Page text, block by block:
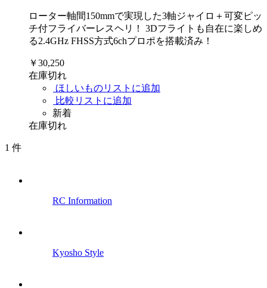
ローター軸間150mmで実現した3軸ジャイロ＋可変ピッ
チ付フライバーレスヘリ！ 3Dフライトも自在に楽しめ
る2.4GHz FHSS方式6chプロポを搭載済み！
￥30,250
在庫切れ
ほしいものリストに追加
比較リストに追加
新着
在庫切れ
1 件
RC Information
Kyosho Style